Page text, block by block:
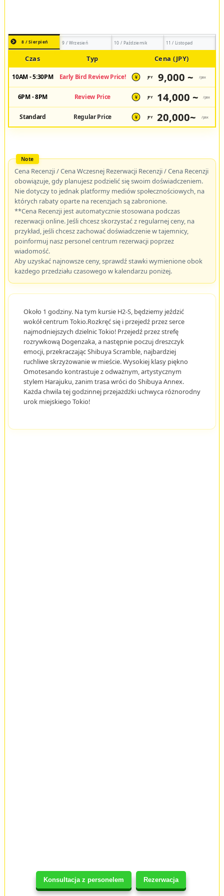
Konsultacja z personelem Rezerwacja
8 / Sierpień 9 / Wrzesień 10 / Październik 11 / Listopad
Czas Typ Cena (JPY)
10AM - 5:30PM Early Bird Review Price! ¥ JPY 9,000 ~ /pax
6PM - 8PM Review Price ¥ JPY 14,000 ~ /pax
Standard Regular Price ¥ JPY 20,000~ /pax
Cena Recenzji / Cena Wczesnej Rezerwacji Recenzji / Cena Recenzji
obowiązuje, gdy planujesz podzielić się swoim doświadczeniem.
Nie dotyczy to jednak platformy mediów społecznościowych, na
których rabaty oparte na recenzjach są zabronione.
**Cena Recenzji jest automatycznie stosowana podczas
rezerwacji online. Jeśli chcesz skorzystać z regularnej ceny, na
przykład, jeśli chcesz zachować doświadczenie w tajemnicy,
poinformuj nasz personel centrum rezerwacji poprzez
wiadomość.
Aby uzyskać najnowsze ceny, sprawdź stawki wymienione obok
każdego przedziału czasowego w kalendarzu poniżej.
Około 1 godziny. Na tym kursie H2-S, będziemy jeździć
wokół centrum Tokio.Rozkręć się i przejedź przez serce
najmodniejszych dzielnic Tokio! Przejedź przez strefę
rozrywkową Dogenzaka, a następnie poczuj dreszczyk
emocji, przekraczając Shibuya Scramble, najbardziej
ruchliwe skrzyżowanie w mieście. Wysokiej klasy piękno
Omotesando kontrastuje z odważnym, artystycznym
stylem Harajuku, zanim trasa wróci do Shibuya Annex.
Każda chwila tej godzinnej przejażdżki uchwyca różnorodny
urok miejskiego Tokio!